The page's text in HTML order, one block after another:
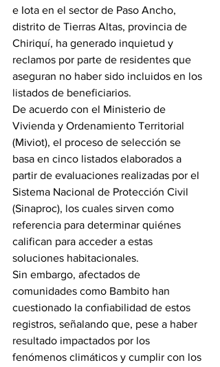
e Iota en el sector de Paso Ancho,
distrito de Tierras Altas, provincia de
Chiriquí, ha generado inquietud y
reclamos por parte de residentes que
aseguran no haber sido incluidos en los
listados de beneficiarios.
De acuerdo con el Ministerio de
Vivienda y Ordenamiento Territorial
(Miviot), el proceso de selección se
basa en cinco listados elaborados a
partir de evaluaciones realizadas por el
Sistema Nacional de Protección Civil
(Sinaproc), los cuales sirven como
referencia para determinar quiénes
califican para acceder a estas
soluciones habitacionales.
Sin embargo, afectados de
comunidades como Bambito han
cuestionado la confiabilidad de estos
registros, señalando que, pese a haber
resultado impactados por los
fenómenos climáticos y cumplir con los